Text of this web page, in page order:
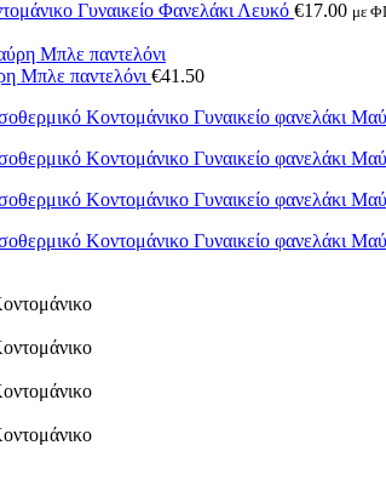
Γυναικείο Φανελάκι Λευκό €17.00 με
Μπλε παντελόνι €41.50